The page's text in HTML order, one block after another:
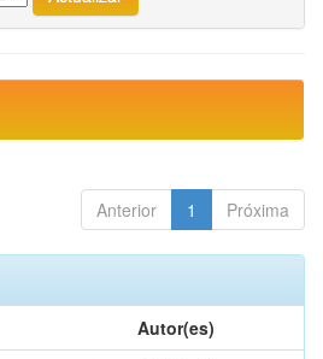
Anterior 1 Próxima
Autor(es)